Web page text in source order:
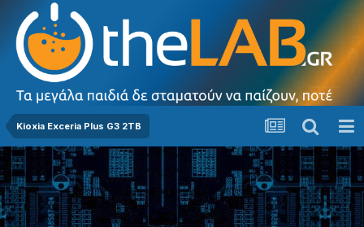
Kioxia Exceria Plus G3 2TB